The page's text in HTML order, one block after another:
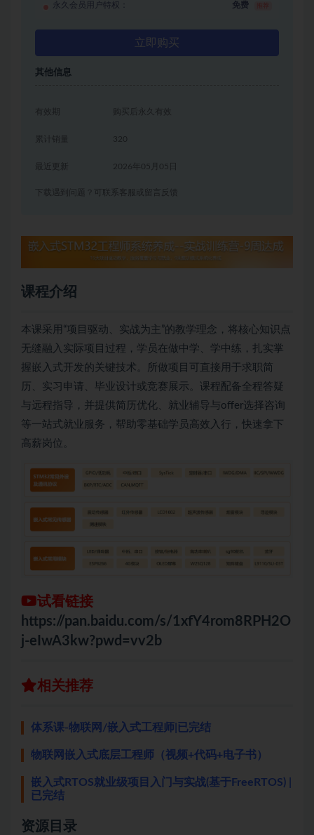
永久会员用户特权： 免费
立即购买
其他信息
有效期 购买后永久有效
累计销量 320
2026年05月05日
下载遇到问题？可联系客服或留言反馈
课程介绍
本课采用“项目驱动、实战为主”的教学理念，将核心知识点
无缝融入实际项目过程，学员在做中学、学中练，扎实掌
握嵌入式开发的关键技术。所做项目可直接用于求职简
历、实习申请、毕业设计或竞赛展示。课程配备全程答疑
与远程指导，并提供简历优化、就业辅导与offer选择咨询
等一站式就业服务，帮助零基础学员高效入行，快速拿下
高薪岗位。
试看链接
https://pan.baidu.com/s/1xfY4rom8RPH2O
j-eIwA3kw?pwd=vv2b
相关推荐
体系课-物联网/嵌入式工程师|已完结
物联网嵌入式底层工程师（视频+代码+电子书）
嵌入式RTOS就业级项目入门与实战(基于FreeRTOS) |
已完结
资源目录